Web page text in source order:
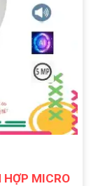
MICRO